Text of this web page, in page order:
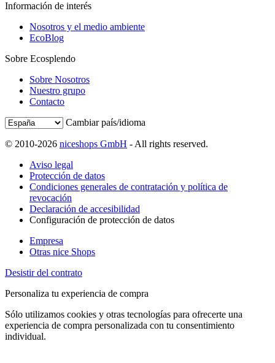
Información de interés
Nosotros y el medio ambiente
EcoBlog
Sobre Ecosplendo
Sobre Nosotros
Nuestro grupo
Contacto
Cambiar país/idioma
© 2010-2026 niceshops GmbH - All rights reserved.
Aviso legal
Protección de datos
Condiciones generales de contratación y política de
revocación
Declaración de accesibilidad
Configuración de protección de datos
Empresa
Otras nice Shops
Desistir del contrato
Personaliza tu experiencia de compra
Sólo utilizamos cookies y otras tecnologías para ofrecerte una
experiencia de compra personalizada con tu consentimiento
individual.